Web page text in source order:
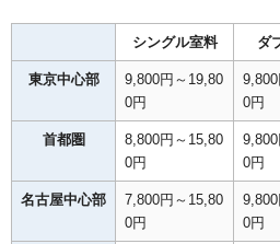
シングル室料 ダ
東京中心部
9,800円～19,80
0円
0円
首都圏
8,800円～15,80
0円
0円
名古屋中心部
7,800円～15,80
0円
0円